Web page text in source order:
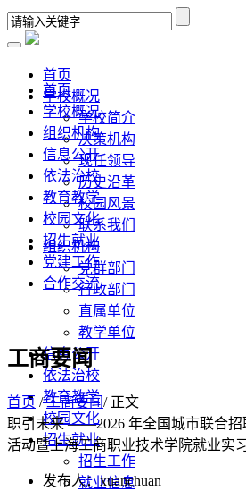
首页
学校概况
学校简介
决策机构
现任领导
历史沿革
校园风景
联系我们
组织机构
党群部门
行政部门
直属单位
教学单位
信息公开
依法治校
教育教学
校园文化
招生就业
招生工作
就业信息
首页
学校概况
组织机构
信息公开
依法治校
教育教学
校园文化
招生就业
党建工作
合作交流
工商要闻
首页 /工商要闻/ 正文
职引未来 ——2026 年全国城市联合招
活动暨上海工商职业技术学院就业实
发布人：xuanchuan